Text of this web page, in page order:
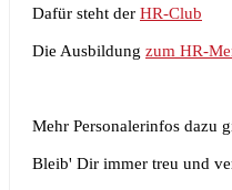
Dafür steht der HR-Club
Die Ausbildung zum HR-
Mehr Personalerinfos dazu
Bleib' Dir immer treu und